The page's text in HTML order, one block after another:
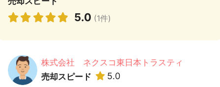
5.0 (1件)
株式会社 ネクスコ東日本トラスティ
売却スピード
5.0